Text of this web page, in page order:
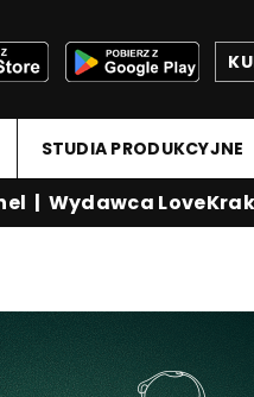
STUDIA PRODUKCYJNE
| Wydawca